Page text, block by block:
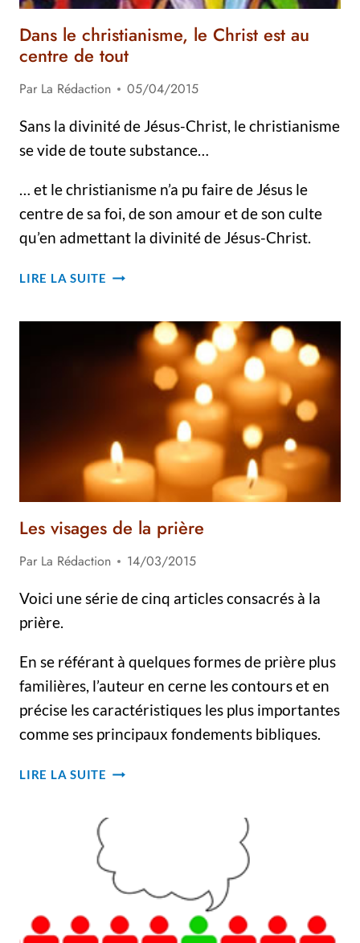
Dans le christianisme, le Christ est au
centre de tout
Par La Rédaction
05/04/2015
Sans la divinité de Jésus-Christ, le christianisme
se vide de toute substance…
… et le christianisme n’a pu faire de Jésus le
centre de sa foi, de son amour et de son culte
qu’en admettant la divinité de Jésus-Christ.
LIRE LA SUITE DANS
CHRIST
TOUT
Les visages de la prière
Par La Rédaction
14/03/2015
Voici une série de cinq articles consacrés à la
prière.
En se référant à quelques formes de prière plus
familières, l’auteur en cerne les contours et en
précise les caractéristiques les plus importantes
comme ses principaux fondements bibliques.
LIRE LA SUITE LES